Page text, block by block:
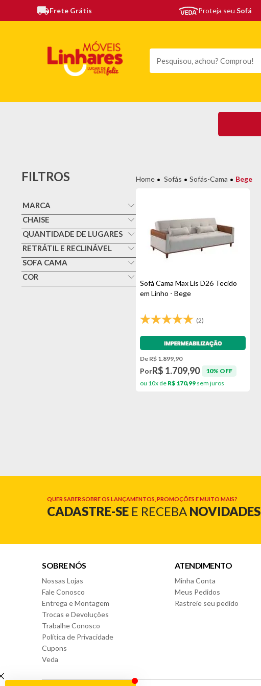
Frete Grátis Proteja seu Sofá
FILTROS
MARCA
Orthomax
CHAISE
Não
QUANTIDADE DE LUGARES
Tres Lugares
RETRÁTIL E RECLINÁVEL
Não
SOFA CAMA
Sim
COR
Sofás Sofás-Cama Bege
Sofá Cama Max Lis D26 Tecido
em Linho - Bege
(2)
Impermeabilização - VEDA
De R$ 1.899,90
PorR$ 1.709,90
10% OFF
ou 10x de R$ 170,99 sem juros
QUER SABER SOBRE OS LANÇAMENTOS, PROMOÇÕES E MUITO MAIS?
CADASTRE-SE E RECEBA NOVIDADES
SOBRE NÓS
Nossas Lojas
Fale Conosco
Entrega e Montagem
Trocas e Devoluções
Trabalhe Conosco
Política de Privacidade
Cupons
Veda
ATENDIMENTO
Minha Conta
Meus Pedidos
Rastreie seu pedido